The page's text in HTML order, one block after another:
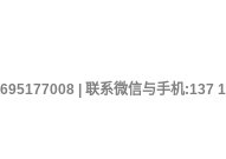
| 联系微信与手机:137